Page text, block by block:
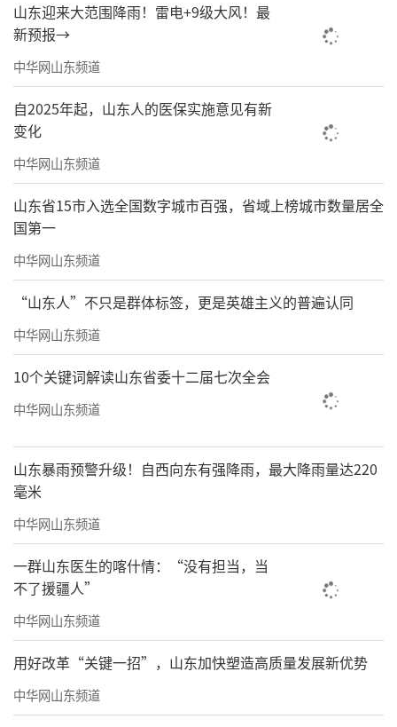
山东迎来大范围降雨！雷电+9级大风！最
新预报→
中华网山东频道
自2025年起，山东人的医保实施意见有新
变化
中华网山东频道
山东省15市入选全国数字城市百强，省域上榜城市数量居全
国第一
中华网山东频道
“山东人”不只是群体标签，更是英雄主义的普遍认同
中华网山东频道
10个关键词解读山东省委十二届七次全会
中华网山东频道
山东暴雨预警升级！自西向东有强降雨，最大降雨量达220
毫米
中华网山东频道
一群山东医生的喀什情：“没有担当，当
不了援疆人”
中华网山东频道
用好改革“关键一招”，山东加快塑造高质量发展新优势
中华网山东频道